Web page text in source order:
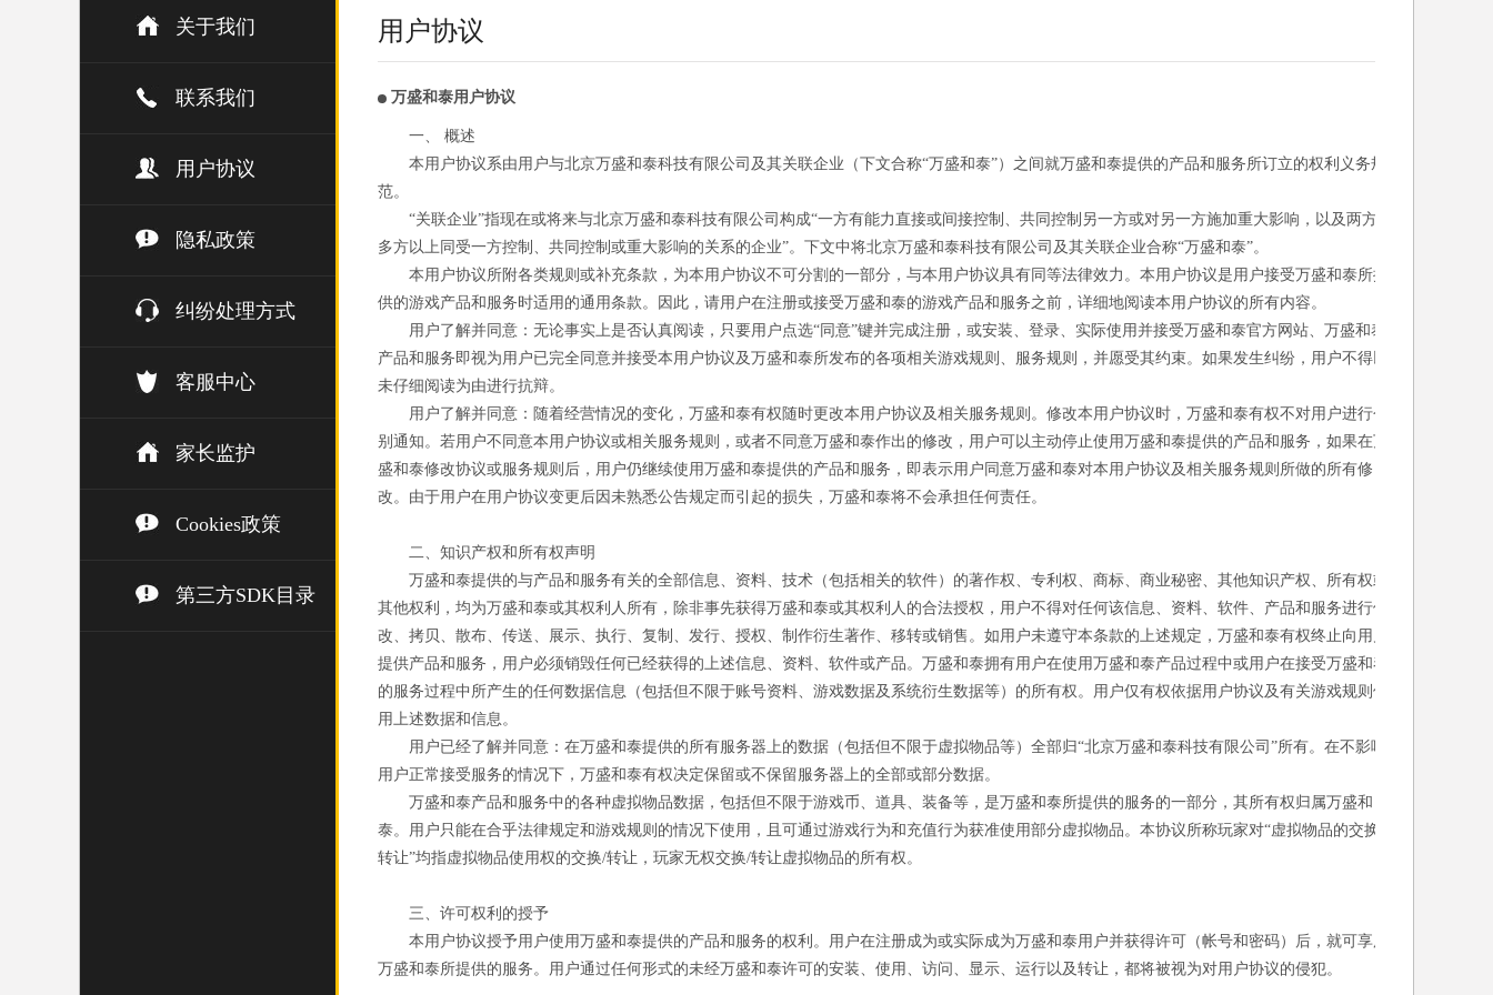
关于我们
联系我们
用户协议
隐私政策
纠纷处理方式
客服中心
家长监护
Cookies政策
第三方SDK目录
用户协议
万盛和泰用户协议
一、 概述
本用户协议系由用户与北京万盛和泰科技有限公司及其关联企业（下文合称“万盛和泰”）之间就万盛和泰提供的产品和服务所订立的权利义务规
范。
“关联企业”指现在或将来与北京万盛和泰科技有限公司构成“一方有能力直接或间接控制、共同控制另一方或对另一方施加重大影响，以及两方或
多方以上同受一方控制、共同控制或重大影响的关系的企业”。下文中将北京万盛和泰科技有限公司及其关联企业合称“万盛和泰”。
本用户协议所附各类规则或补充条款，为本用户协议不可分割的一部分，与本用户协议具有同等法律效力。本用户协议是用户接受万盛和泰所提
供的游戏产品和服务时适用的通用条款。因此，请用户在注册或接受万盛和泰的游戏产品和服务之前，详细地阅读本用户协议的所有内容。
用户了解并同意：无论事实上是否认真阅读，只要用户点选“同意”键并完成注册，或安装、登录、实际使用并接受万盛和泰官方网站、万盛和泰
产品和服务即视为用户已完全同意并接受本用户协议及万盛和泰所发布的各项相关游戏规则、服务规则，并愿受其约束。如果发生纠纷，用户不得以
未仔细阅读为由进行抗辩。
用户了解并同意：随着经营情况的变化，万盛和泰有权随时更改本用户协议及相关服务规则。修改本用户协议时，万盛和泰有权不对用户进行个
别通知。若用户不同意本用户协议或相关服务规则，或者不同意万盛和泰作出的修改，用户可以主动停止使用万盛和泰提供的产品和服务，如果在万
盛和泰修改协议或服务规则后，用户仍继续使用万盛和泰提供的产品和服务，即表示用户同意万盛和泰对本用户协议及相关服务规则所做的所有修
改。由于用户在用户协议变更后因未熟悉公告规定而引起的损失，万盛和泰将不会承担任何责任。
二、知识产权和所有权声明
万盛和泰提供的与产品和服务有关的全部信息、资料、技术（包括相关的软件）的著作权、专利权、商标、商业秘密、其他知识产权、所有权或
其他权利，均为万盛和泰或其权利人所有，除非事先获得万盛和泰或其权利人的合法授权，用户不得对任何该信息、资料、软件、产品和服务进行修
改、拷贝、散布、传送、展示、执行、复制、发行、授权、制作衍生著作、移转或销售。如用户未遵守本条款的上述规定，万盛和泰有权终止向用户
提供产品和服务，用户必须销毁任何已经获得的上述信息、资料、软件或产品。万盛和泰拥有用户在使用万盛和泰产品过程中或用户在接受万盛和泰
的服务过程中所产生的任何数据信息（包括但不限于账号资料、游戏数据及系统衍生数据等）的所有权。用户仅有权依据用户协议及有关游戏规则使
用上述数据和信息。
用户已经了解并同意：在万盛和泰提供的所有服务器上的数据（包括但不限于虚拟物品等）全部归“北京万盛和泰科技有限公司”所有。在不影响
用户正常接受服务的情况下，万盛和泰有权决定保留或不保留服务器上的全部或部分数据。
万盛和泰产品和服务中的各种虚拟物品数据，包括但不限于游戏币、道具、装备等，是万盛和泰所提供的服务的一部分，其所有权归属万盛和
泰。用户只能在合乎法律规定和游戏规则的情况下使用，且可通过游戏行为和充值行为获准使用部分虚拟物品。本协议所称玩家对“虚拟物品的交换/
转让”均指虚拟物品使用权的交换/转让，玩家无权交换/转让虚拟物品的所有权。
三、许可权利的授予
本用户协议授予用户使用万盛和泰提供的产品和服务的权利。用户在注册成为或实际成为万盛和泰用户并获得许可（帐号和密码）后，就可享用
万盛和泰所提供的服务。用户通过任何形式的未经万盛和泰许可的安装、使用、访问、显示、运行以及转让，都将被视为对用户协议的侵犯。